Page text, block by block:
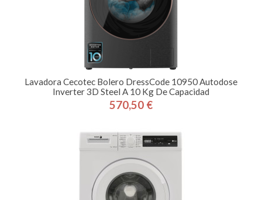
Lavadora Cecotec Bolero DressCode 10950 Autodose
Inverter 3D Steel A 10 Kg De Capacidad
Precio
570,50 €